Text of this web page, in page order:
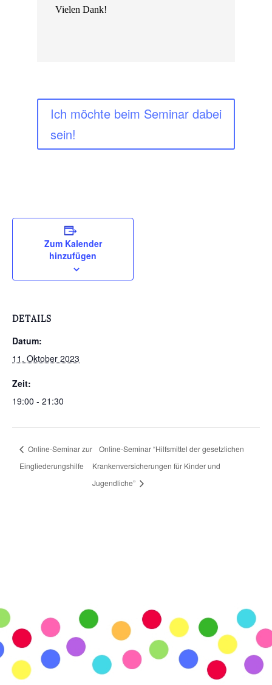
Vielen Dank!
Ich möchte beim Seminar dabei
sein!
Zum Kalender
hinzufügen
DETAILS
Datum:
11. Oktober 2023
Zeit:
19:00 - 21:30
Online-Seminar zur
Eingliederungshilfe
Online-Seminar “Hilfsmittel der gesetzlichen
Krankenversicherungen für Kinder und
Jugendliche”